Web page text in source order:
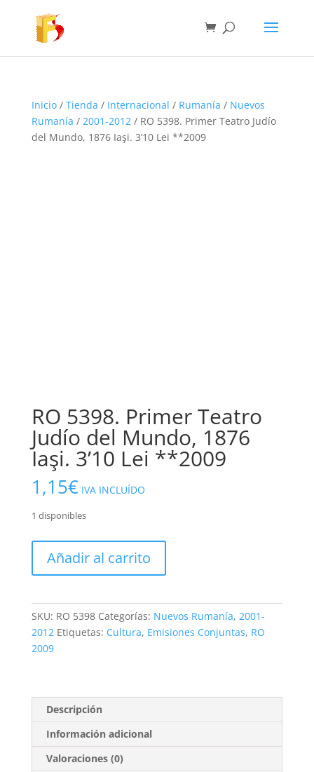
Inicio/ Tienda / Internacional / Rumanía / Nuevos
Rumanía / 2001-2012/ RO 5398. Primer Teatro Judío
del Mundo, 1876 Iaşi. 3’10 Lei **2009
RO 5398. Primer Teatro
Judío del Mundo, 1876
Iaşi. 3’10 Lei **2009
1,15€ IVA INCLUÍDO
1 disponibles
5398.
Judío
del
Mundo,
**2009
cantidad
Añadir al carrito
SKU: RO 5398 Categorías: Nuevos Rumanía, 2001-
2012 Etiquetas: Cultura, Emisiones Conjuntas, RO
2009
Descripción
Información adicional
Valoraciones (0)